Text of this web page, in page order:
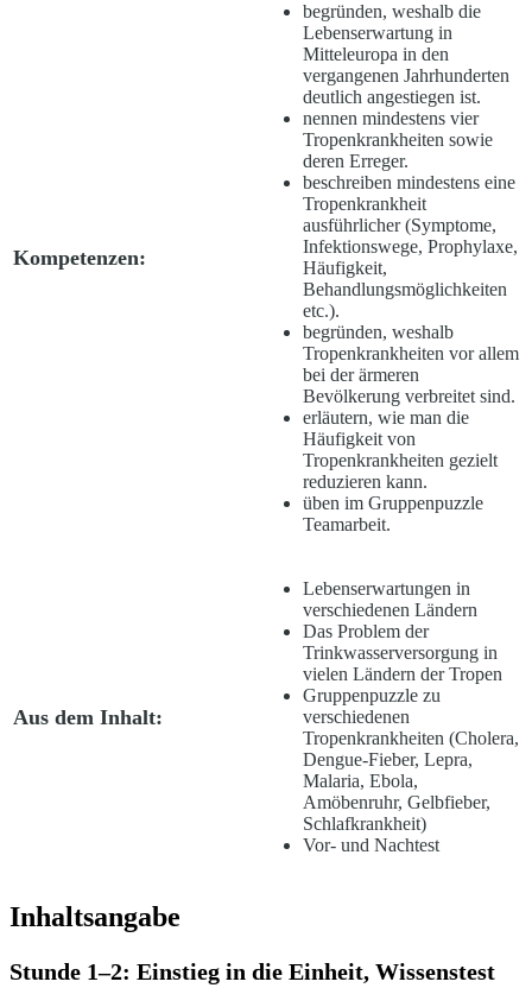
Kompetenzen:
begründen, weshalb die
Lebenserwartung in
Mitteleuropa in den
vergangenen Jahrhunderten
deutlich angestiegen ist.
nennen mindestens vier
Tropenkrankheiten sowie
deren Erreger.
beschreiben mindestens eine
Tropenkrankheit
ausführlicher (Symptome,
Infektionswege, Prophylaxe,
Häufigkeit,
Behandlungsmöglichkeiten
etc.).
begründen, weshalb
Tropenkrankheiten vor allem
bei der ärmeren
Bevölkerung verbreitet sind.
erläutern, wie man die
Häufigkeit von
Tropenkrankheiten gezielt
reduzieren kann.
üben im Gruppenpuzzle
Teamarbeit.
Aus dem Inhalt:
Lebenserwartungen in
verschiedenen Ländern
Das Problem der
Trinkwasserversorgung in
vielen Ländern der Tropen
Gruppenpuzzle zu
verschiedenen
Tropenkrankheiten (Cholera,
Dengue-Fieber, Lepra,
Malaria, Ebola,
Amöbenruhr, Gelbfieber,
Schlafkrankheit)
Vor- und Nachtest
Inhaltsangabe
Stunde 1–2: Einstieg in die Einheit, Wissenstest